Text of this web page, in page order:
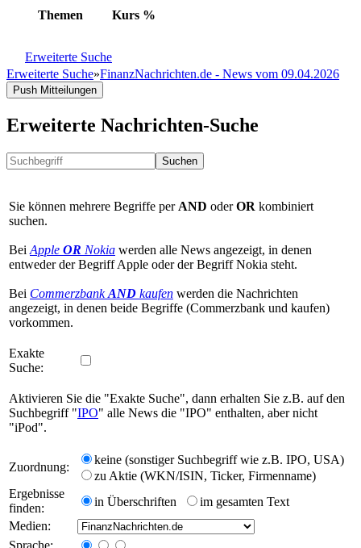
Themen Kurs %
Erweiterte Suche
Erweiterte Suche»FinanzNachrichten.de - News vom 09.04.2026
Push Mitteilungen
Erweiterte Nachrichten-Suche
Suchen
Sie können mehrere Begriffe per AND oderOR kombiniert
suchen.
Bei Apple OR Nokia werden alle News angezeigt, in denen
entweder der Begriff Apple oder der Begriff Nokia steht.
Bei CommerzbankAND kaufen werden die Nachrichten
angezeigt, in denen beide Begriffe (Commerzbank und kaufen)
vorkommen.
Exakte
Suche:
Aktivieren Sie die "Exakte Suche", dann erhalten Sie z.B. auf den
Suchbegriff "IPO" alle News die "IPO" enthalten, aber nicht
"iPod".
Zuordnung:
keine (sonstiger Suchbegriff wie z.B. IPO, USA)
zu Aktie (WKN/ISIN, Ticker, Firmenname)
Ergebnisse
finden:
in Überschriften
im gesamten Text
Medien:
Sprache: